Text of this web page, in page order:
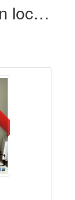
5 appartements en location dans le Jura (39)